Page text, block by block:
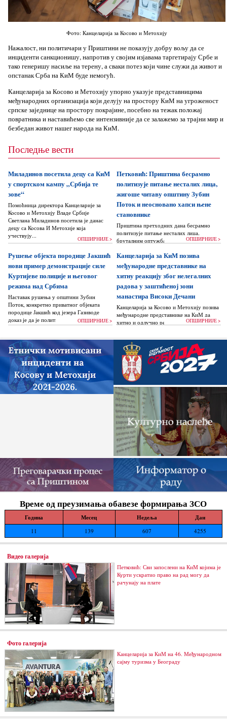
Фото: Канцеларија за Косово и Метохију
Нажалост, ни политичари у Приштини не показују добру вољу да се
инциденти санкционишу, напротив у својим изјавама таргетирају Србе и
тако генеришу насиље на терену, а сваки потез који чине служи да живот и
опстанак Срба на КиМ буде немогућ.
Канцеларија за Косово и Метохију упорно указује представницима
међународних организација који делују на простору КиМ на угроженост
српске заједнице на простору покрајине, посебно на тежак положај
повратника и наставићемо све интензивније да се залажемо за трајни мир и
безбедан живот нашег народа на КиМ.
Последње вести
Миладинов посетила децу са КиМ
у спортском кампу „Србија те
зове“
Помоћница директора Канцеларије за
Косово и Метохију Владе Србије
Светлана Миладинов посетила је данас
децу са Косова И Метохије која
учествују...
ОПШИРНИЈЕ >
Петковић: Приштина бесрамно
политизује питање несталих лица,
жигоше читаву општину Зубин
Поток и неосновано хапси њене
становнике
Приштина претходних дана бесрамно
политизује питање несталих лица,
бруталним оптужбама на рачун Београда
жигоше...
ОПШИРНИЈЕ >
Рушење објекта породице Јакшић
нови пример демонстрације силе
Куртијеве полиције и његовог
режима над Србима
Наставак рушења у општини Зубин
Поток, конкретно приватног објеката
породице Јакшић код језера Газиводе
доказ је да је политика Аљбина Куртија...
ОПШИРНИЈЕ >
Канцеларија за КиМ позива
међународне представнике на
хитну реакцију због нелегалних
радова у заштићеној зони
манастира Високи Дечани
Канцеларија за Косово и Метохију позива
међународне представнике на КиМ да
хитно и одлучно реагују и да без
нелегалних грађевинских...
ОПШИРНИЈЕ >
Време од преузимања обавезе формирања ЗСО
Година Месец Недеља Дан
11 139 607 4255
Видео галерија
Петковић: Сви запослени на КиМ којима је
Курти ускратио право на рад могу да
рачунају на плате
Фото галерија
Канцеларија за КиМ на 46. Међународном
сајму туризма у Београду